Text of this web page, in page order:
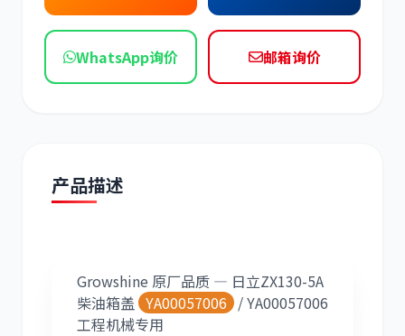
现代 帕金斯
斗山 三一
WhatsApp询价 邮箱询价
产品描述
Growshine 原厂品质 — 日立ZX130-5A
柴油箱盖 YA00057006 / YA00057006
工程机械专用